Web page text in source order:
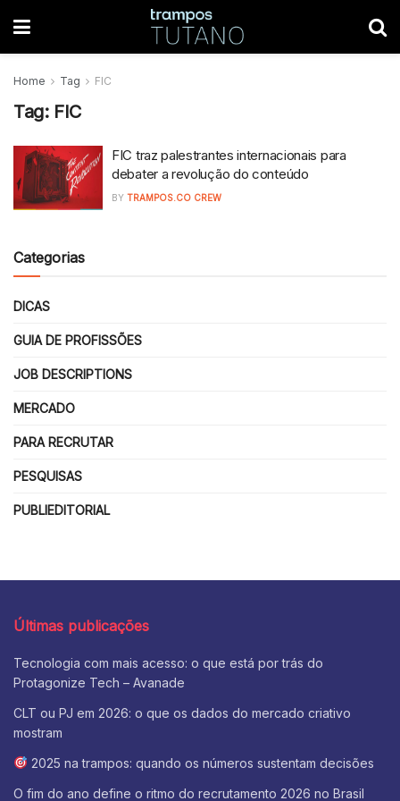
Home Tag FIC
Tag: FIC
FIC traz palestrantes internacionais para
debater a revolução do conteúdo
BY TRAMPOS.CO CREW
Categorias
DICAS
GUIA DE PROFISSÕES
JOB DESCRIPTIONS
MERCADO
PARA RECRUTAR
PESQUISAS
PUBLIEDITORIAL
Últimas publicações
Tecnologia com mais acesso: o que está por trás do
Protagonize Tech – Avanade
CLT ou PJ em 2026: o que os dados do mercado criativo
mostram
2025 na trampos: quando os números sustentam decisões
O fim do ano define o ritmo do recrutamento 2026 no Brasil